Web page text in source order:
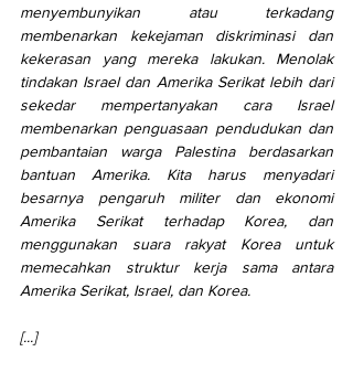
menyembunyikan atau terkadang
membenarkan kekejaman diskriminasi dan
kekerasan yang mereka lakukan. Menolak
tindakan Israel dan Amerika Serikat lebih dari
sekedar mempertanyakan cara Israel
membenarkan penguasaan pendudukan dan
pembantaian warga Palestina berdasarkan
bantuan Amerika. Kita harus menyadari
besarnya pengaruh militer dan ekonomi
Amerika Serikat terhadap Korea, dan
menggunakan suara rakyat Korea untuk
memecahkan struktur kerja sama antara
Amerika Serikat, Israel, dan Korea.
[...]